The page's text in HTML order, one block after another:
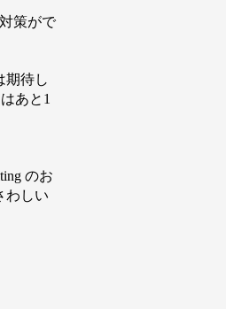
策がで
期待し
あと1
のお
わしい